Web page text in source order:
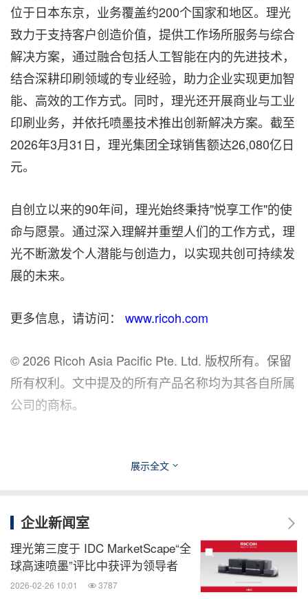
位于日本东京，业务覆盖约200个国家和地区。理光
致力于支持客户创造价值，提供工作场所服务与综合
解决方案，通过融合包括人工智能在内的先进技术，
结合深耕印刷领域的专业经验，助力企业实现更加智
能、高效的工作方式。同时，理光还开展商业与工业
印刷业务，并依托喷墨技术推出创新解决方案。截至
2026年3月31日，理光集团全球销售额达26,080亿日
元。
自创立以来的90年间，理光始终秉持"悦享工作"的使
命与愿景。通过深入理解并重塑人们的工作方式，理
光不断激发个人潜能与创造力，以实现共创可持续发
展的未来。
更多信息，请访问： www.ricoh.com
© 2026 Ricoh Asia Pacific Pte. Ltd. 版权所有。保留
所有权利。文中提及的所有产品名称均为其各自所属
公司的商标。
全球TMT
微信公众号“全球TMT”发布全球互联网、科
技、媒体、通讯企业的经营动态、财报信
展示全文
企业新闻室
理光第三度于 IDC MarketScape“全
球高速喷墨”评比中获评为领导者
2026-02-26 10:01 3787